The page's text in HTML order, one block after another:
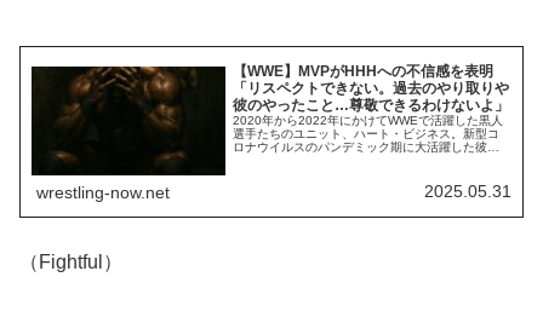
【WWE】MVPがHHHへの不信感を表明
「リスペクトできない。過去のやり取りや
彼のやったこと…尊敬できるわけないよ」
2020年から2022年にかけてWWEで活躍した黒人
選手たちのユニット、ハート・ビジネス。新型コ
ロナウイルスのパンデミック期に大活躍した彼ら
ー・ラシュリー、そしてシェルトン・ベンジャミ
ンは2024年にAEWへ移籍し、ハート・ビジネスの
wrestling-now.net 2025.05.31
（Fightful）